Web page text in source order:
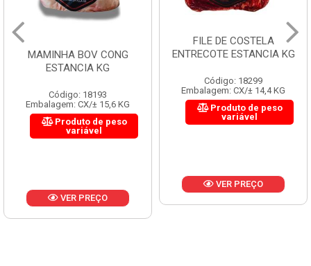
MAMINHA BOV CONG
ESTANCIA KG
Código: 18193
Embalagem: CX/± 15,6 KG
Produto de peso
variável
VER PREÇO
FILE DE COSTELA
ENTRECOTE ESTANCIA KG
Código: 18299
Embalagem: CX/± 14,4 KG
Produto de peso
variável
VER PREÇO